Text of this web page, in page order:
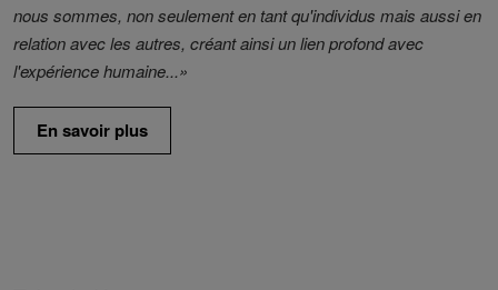
nous sommes, non seulement en tant qu'individus mais aussi en
relation avec les autres, créant ainsi un lien profond avec
l'expérience humaine...»
En savoir plus